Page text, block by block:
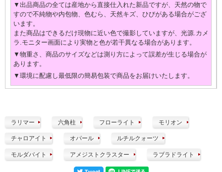
▼出品商品の全ては産地から直接仕入れた新品ですが、天然の物で
すので不純物や内包物、色むら、天然キズ、ひびがある場合がござ
います。
また商品はできるだけ現物に近い色で撮影していますが、光源.カメ
ラ.モニター画面により実物と色が若干異なる場合があります。
▼物重さ、商品のサイズなどは測り方によって誤差が生じる場合が
あります。
▼環境に配慮し最低限の簡易包装で商品をお届けいたします。
ラリマー 六角柱 フローライト モリオン
チャロアイト オパール ルチルクォーツ
モルダバイト アメジストクラスター ラブラドライト